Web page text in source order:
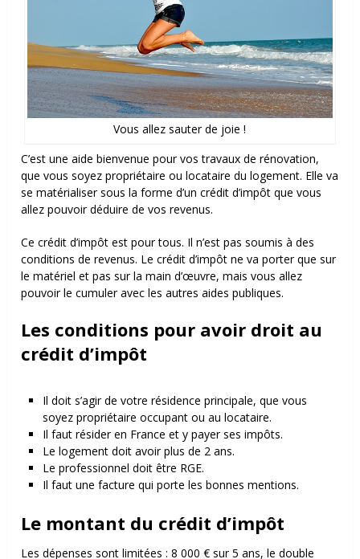
Vous allez sauter de joie !
C’est une aide bienvenue pour vos travaux de rénovation,
que vous soyez propriétaire ou locataire du logement. Elle va
se matérialiser sous la forme d’un crédit d’impôt que vous
allez pouvoir déduire de vos revenus.
Ce crédit d’impôt est pour tous. Il n’est pas soumis à des
conditions de revenus. Le crédit d’impôt ne va porter que sur
le matériel et pas sur la main d’œuvre, mais vous allez
pouvoir le cumuler avec les autres aides publiques.
Les conditions pour avoir droit au
crédit d’impôt
Il doit s’agir de votre résidence principale, que vous
soyez propriétaire occupant ou au locataire.
Il faut résider en France et y payer ses impôts.
Le logement doit avoir plus de 2 ans.
Le professionnel doit être RGE.
Il faut une facture qui porte les bonnes mentions.
Le montant du crédit d’impôt
Les dépenses sont limitées : 8 000 € sur 5 ans, le double